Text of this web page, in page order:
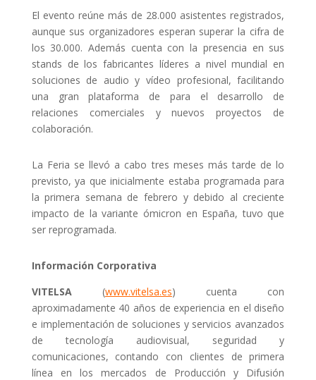
El evento reúne más de 28.000 asistentes registrados,
aunque sus organizadores esperan superar la cifra de
los 30.000. Además cuenta con la presencia en sus
stands de los fabricantes líderes a nivel mundial en
soluciones de audio y vídeo profesional, facilitando
una gran plataforma de para el desarrollo de
relaciones comerciales y nuevos proyectos de
colaboración.
La Feria se llevó a cabo tres meses más tarde de lo
previsto, ya que inicialmente estaba programada para
la primera semana de febrero y debido al creciente
impacto de la variante ómicron en España, tuvo que
ser reprogramada.
Información Corporativa
VITELSA(www.vitelsa.es) cuenta con
aproximadamente 40 años de experiencia en el diseño
e implementación de soluciones y servicios avanzados
de tecnología audiovisual, seguridad y
comunicaciones, contando con clientes de primera
línea en los mercados de Producción y Difusión